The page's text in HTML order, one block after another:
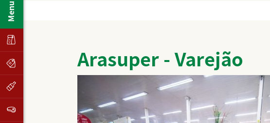
Menu
Arasuper - Varejão